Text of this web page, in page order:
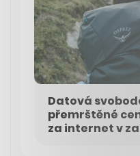
Datová
přemrštěné
za internet v